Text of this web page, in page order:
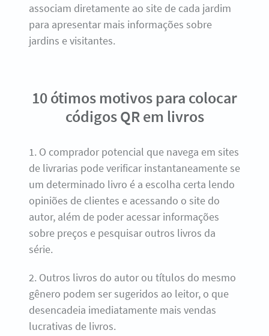
associam diretamente ao site de cada jardim
para apresentar mais informações sobre
jardins e visitantes.
10 ótimos motivos para colocar
códigos QR em livros
1. O comprador potencial que navega em sites
de livrarias pode verificar instantaneamente se
um determinado livro é a escolha certa lendo
opiniões de clientes e acessando o site do
autor, além de poder acessar informações
sobre preços e pesquisar outros livros da
série.
2. Outros livros do autor ou títulos do mesmo
gênero podem ser sugeridos ao leitor, o que
desencadeia imediatamente mais vendas
lucrativas de livros.